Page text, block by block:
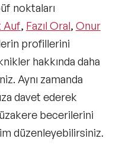
noktaları
Auf, Fazıl Oral, Onur
profillerini
hakkında daha
Aynı zamanda
davet ederek
becerilerini
düzenleyebilirsiniz.